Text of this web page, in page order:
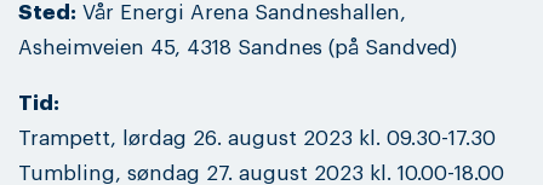
Sted: Vår Energi Arena Sandneshallen,
Asheimveien 45, 4318 Sandnes (på Sandved)
Tid:
Trampett, lørdag 26. august 2023 kl. 09.30-17.30
Tumbling, søndag 27. august 2023 kl. 10.00-18.00